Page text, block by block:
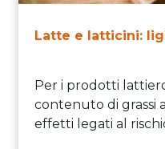
Latte e latticini:
Per i prodotti
contenuto di grassi
effetti legati al